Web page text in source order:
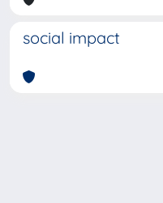
social impact